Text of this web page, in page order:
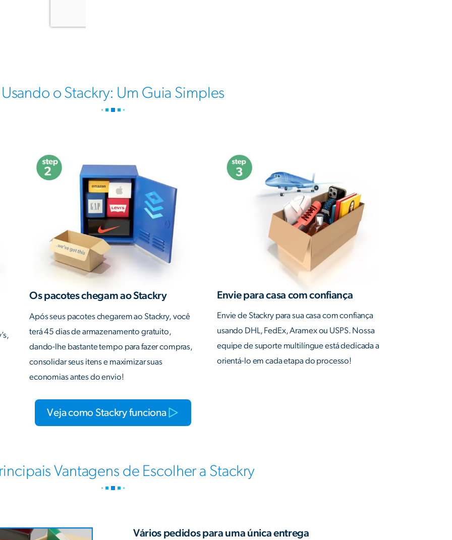
Usando o Stackry: Um Guia Simples
Os pacotes chegam ao Stackry
Após seus pacotes chegarem ao Stackry, você
terá 45 dias de armazenamento gratuito,
dando-lhe bastante tempo para fazer compras,
consolidar seus itens e maximizar suas
economias antes do envio!
Envie para casa com confiança
Envie de Stackry para sua casa com confiança
usando DHL, FedEx, Aramex ou USPS. Nossa
equipe de suporte multilíngue está dedicada a
orientá-lo em cada etapa do processo!
Veja como Stackry funciona
Vantagens de Escolher a Stackry
Vários pedidos para uma única entrega